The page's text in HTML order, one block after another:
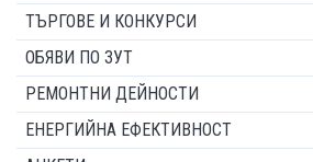
ТЪРГОВЕ И КОНКУРСИ
ОБЯВИ ПО ЗУТ
РЕМОНТНИ ДЕЙНОСТИ
ЕНЕРГИЙНА ЕФЕКТИВНОСТ